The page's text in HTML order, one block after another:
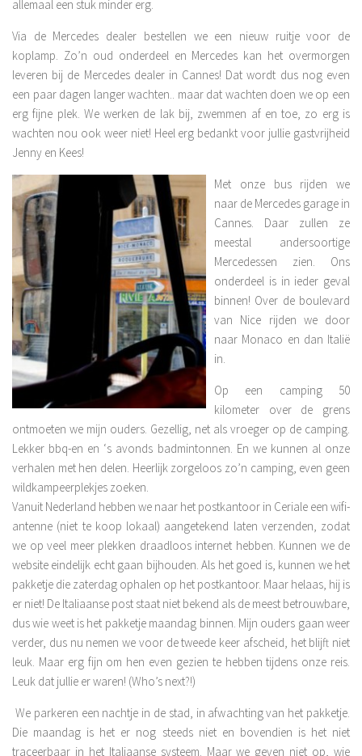
allemaal een stuk minder erg.
Via de Mercedes dealer bestellen we een nieuw ruitje voor de
koplamp. Zo’n oud onderdeel en Mercedes kan het overmorgen
leveren bij de Mercedes dealer in Cannes! Dat wordt dus nog even
een paar dagen langer wachten.. maar dat wachten doen we op een
erg fijne plek. We werken de lak bij, zwemmen af en toe, zo erg is
wachten nou ook weer niet! Heel erg bedankt voor jullie gastvrijheid
Jenny en Kees!
Met onze bus rijden we
naar de Mercedes garage in
Cannes. Daar zullen ze
meestal andersoortige
Mercedessen zien. Ons
onderdeel is in ieder geval
binnen! Over de boulevard
van Nice rijden we door
naar Monaco en dan Italië
in.
Op een camping 50
kilometer over de grens
ontmoeten we mijn ouders. Gezellig, net als vroeger op de camping.
Lekker bbq-en en ‘s avonds badmintonnen. En we kunnen al onze
verhalen met hen delen. Heerlijk zorgeloos zo’n camping, even geen
wildkampeerplekjes zoeken.
Vanuit Nederland hebben we naar het postkantoor in Ceriale een wifi-
antenne (niet te koop lokaal) aangetekend laten verzenden, zodat
we op veel meer plekken draadloos internet hebben. Kunnen we de
website eindelijk echt gaan bijhouden. Als het goed is, kunnen we het
pakketje die zaterdag ophalen op het postkantoor. Maar helaas, hij is
er niet! De Italiaanse post staat niet bekend als de meest betrouwbare,
dus wie weet is het pakketje maandag binnen. Mijn ouders gaan weer
verder, dus nu nemen we voor de tweede keer afscheid, het blijft niet
leuk. Maar erg fijn om hen even gezien te hebben tijdens onze reis.
Leuk dat jullie er waren! (Who’s next?!)
We parkeren een nachtje in de stad, in afwachting van het pakketje.
Die maandag is het er nog steeds niet en bovendien is het niet
traceerbaar in het Italiaanse systeem. Maar we geven niet op, wie